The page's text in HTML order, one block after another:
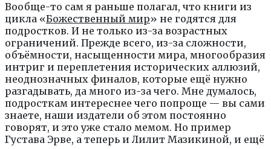
Вообще-то сам я раньше полагал, что книги из
цикла «Божественный мир» не годятся для
подростков. И не только из-за возрастных
ограничений. Прежде всего, из-за сложности,
объёмности, насыщенности мира, многообразия
интриг и переплетения исторических аллюзий,
неоднозначных финалов, которые ещё нужно
разгадывать, да много из-за чего. Мне думалось,
подросткам интереснее чего попроще — вы сами
знаете, наши издатели об этом постоянно
говорят, и это уже стало мемом. Но пример
Густава Эрве, а теперь и Лилит Мазикиной, и ещё